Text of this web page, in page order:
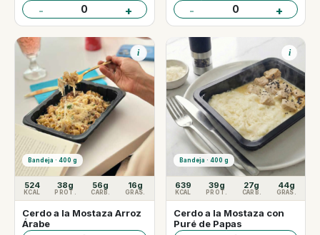
- 0 + - 0 +
Bandeja · 400 g
i
524
KCAL
38g
PROT.
56g
CARB.
16g
GRAS.
Cerdo a la Mostaza Arroz
Árabe
Bandeja · 400 g
i
639
KCAL
39g
PROT.
27g
CARB.
44g
GRAS.
Cerdo a la Mostaza con
Puré de Papas